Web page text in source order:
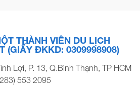
THÀNH VIÊN DU LỊCH
(GIẤY ĐKKD: 0309998908)
Lợi, P. 13, Q.Bình Thạnh, TP HCM
553 2095